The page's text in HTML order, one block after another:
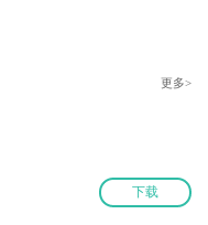
更多>
下载